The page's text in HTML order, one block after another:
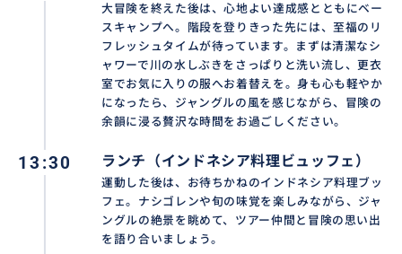
しと興奮が共存するバリ島随一の冒険を楽しみましょ
大冒険を終えた後は、心地よい達成感とともにベー
スキャンプへ。階段を登りきった先には、至福のリ
フレッシュタイムが待っています。まずは清潔なシ
ャワーで川の水しぶきをさっぱりと洗い流し、更衣
室でお気に入りの服へお着替えを。身も心も軽やか
になったら、ジャングルの風を感じながら、冒険の
余韻に浸る贅沢な時間をお過ごしください。
13:30 ランチ（インドネシア料理ビュッフェ）
運動した後は、お待ちかねのインドネシア料理ブッ
フェ。ナシゴレンや旬の味覚を楽しみながら、ジャ
ングルの絶景を眺めて、ツアー仲間と冒険の思い出
を語り合いましょう。